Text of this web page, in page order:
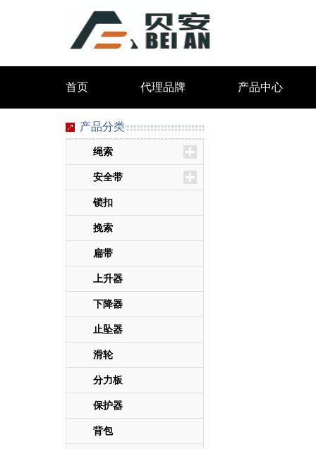
首页 代理品牌 产品中心
产品分类
绳索
安全带
锁扣
挽索
扁带
上升器
下降器
止坠器
滑轮
分力板
保护器
背包